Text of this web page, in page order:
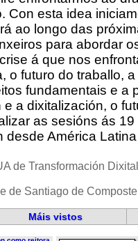
Con esta idea
ao longo das
para abordar
á que nos
o futuro do traballo,
fundamentais e a
a dixitalización, o
as sesións ás
desde América Latina
de Transformación
de Santiago de
Máis vistos